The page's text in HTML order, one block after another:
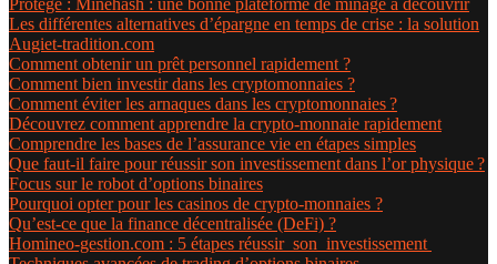
Protégé : Minehash : une bonne plateforme de minage à découvrir
Les différentes alternatives d’épargne en temps de crise : la solution
Augiet-tradition.com
Comment obtenir un prêt personnel rapidement ?
Comment bien investir dans les cryptomonnaies ?
Comment éviter les arnaques dans les cryptomonnaies ?
Découvrez comment apprendre la crypto-monnaie rapidement
Comprendre les bases de l’assurance vie en étapes simples
Que faut-il faire pour réussir son investissement dans l’or physique ?
Focus sur le robot d’options binaires
Pourquoi opter pour les casinos de crypto-monnaies ?
Qu’est-ce que la finance décentralisée (DeFi) ?
Homineo-gestion.com : 5 étapes réussir son investissement